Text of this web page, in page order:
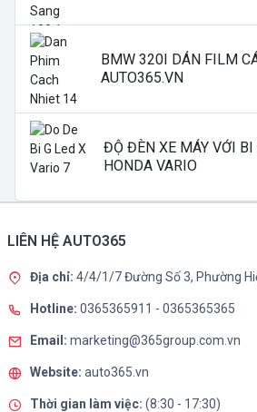
BMW 320I DÁN FILM
AUTO365.VN
ĐỘ ĐÈN XE MÁY VỚI BI
HONDA VARIO
LIÊN HỆ AUTO365
Địa chỉ: 4/4/1/7 Đường Số 3, Phường
Hotline: 0365365911 - 0365365365
Email: marketing@365group.com.vn
Website: auto365.vn
Thời gian làm việc: (8:30 - 17:30)